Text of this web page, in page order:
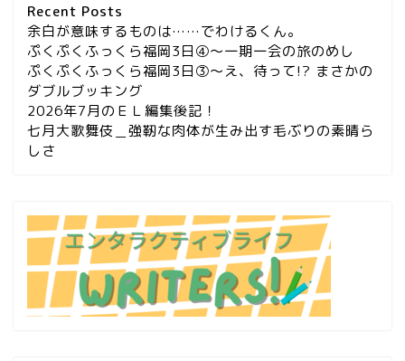
Recent Posts
余白が意味するものは……でわけるくん。
ぷくぷくふっくら福岡3日④～一期一会の旅のめし
ぷくぷくふっくら福岡3日③～え、待って!? まさかの
ダブルブッキング
2026年7月のＥＬ編集後記！
七月大歌舞伎＿強靭な肉体が生み出す毛ぶりの素晴ら
しさ